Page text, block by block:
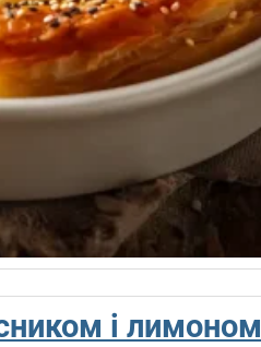
і лимоном